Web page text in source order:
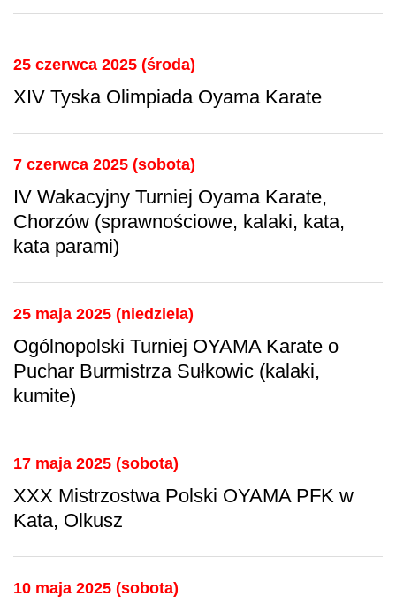
25 czerwca 2025 (środa)
XIV Tyska Olimpiada Oyama Karate
7 czerwca 2025 (sobota)
IV Wakacyjny Turniej Oyama Karate,
Chorzów (sprawnościowe, kalaki, kata,
kata parami)
25 maja 2025 (niedziela)
Ogólnopolski Turniej OYAMA Karate o
Puchar Burmistrza Sułkowic (kalaki,
kumite)
17 maja 2025 (sobota)
XXX Mistrzostwa Polski OYAMA PFK w
Kata, Olkusz
10 maja 2025 (sobota)